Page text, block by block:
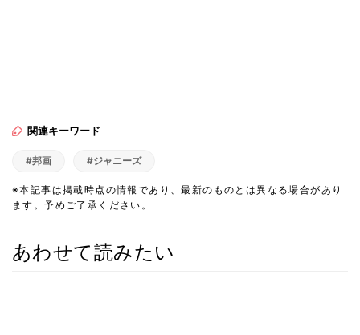
関連キーワード
#邦画 #ジャニーズ
※本記事は掲載時点の情報であり、最新のものとは異なる場合があり
ます。予めご了承ください。
あわせて読みたい